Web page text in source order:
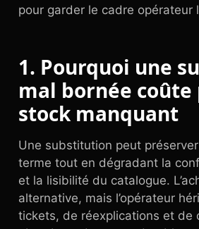
pour garder le cadre opérateur
1. Pourquoi une
mal bornée coûte
stock manquant
Une substitution peut
terme tout en dégradant la
et la lisibilité du catalogue.
alternative, mais l’opérateur
tickets, de réexplications et de